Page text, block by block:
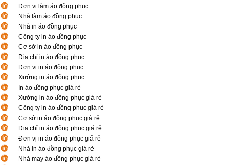
Đơn vị làm áo đồng phục
Nhà làm áo đồng phục
Nhà in áo đồng phục
Công ty in áo đồng phục
Cơ sở in áo đồng phục
Địa chỉ in áo đồng phục
Đơn vị in áo đồng phục
Xưởng in áo đồng phục
In áo đồng phục giá rẻ
Xưởng in áo đồng phục giá rẻ
Công ty in áo đồng phục giá rẻ
Cơ sở in áo đồng phục giá rẻ
Địa chỉ in áo đồng phục giá rẻ
Đơn vị in áo đồng phục giá rẻ
Nhà in áo đồng phục giá rẻ
Nhà may áo đồng phục giá rẻ